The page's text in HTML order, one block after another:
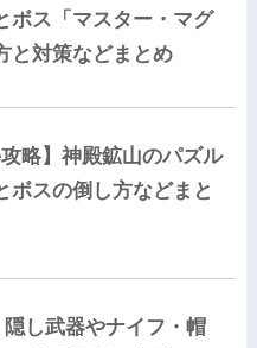
ボス「マスター・マグ
と対策などまとめ
略】神殿鉱山のパズル
ボスの倒し方などまと
隠し武器やナイフ・帽